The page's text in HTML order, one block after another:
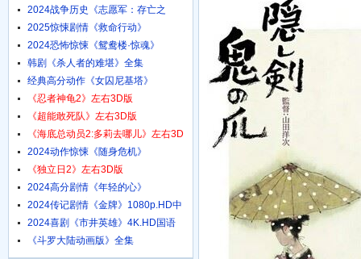
2024战争历史《志愿军：存亡之
战》4K.HD国语中字
2025惊悚剧情《救命行动》
1080p.HD中字
2024恐怖惊悚《鸳鸯楼·惊魂》
4K.HD国语中字
韩剧《杀人者的难堪》全集
经典高分动作《女囚尼基塔》
1080p.BD中英双字
《忍者神龟2》左右3D版
《超能敢死队》左右3D版
《海底总动员2:多莉去哪儿》左右3D
版
2024动作惊悚《随身危机》
1080p.HD中英双字
《独立日2》左右3D版
2024高分剧情《年轻的心》
1080p.HD中字
2024传记剧情《金牌》1080p.HD中
字
2024喜剧《市井英雄》4K.HD国语
中字
《斗罗大陆动画版》全集